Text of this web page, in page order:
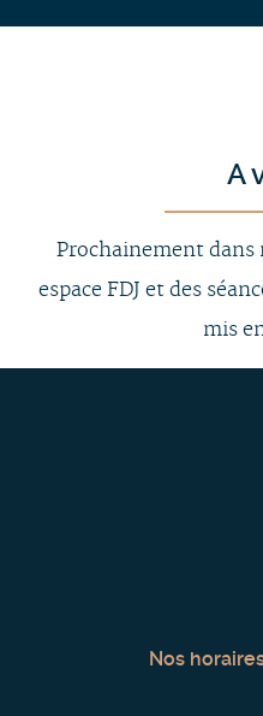
A
Prochainement
espace FDJ et des
mis
Nos